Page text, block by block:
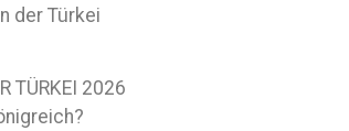
der Türkei
TÜRKEI 2026